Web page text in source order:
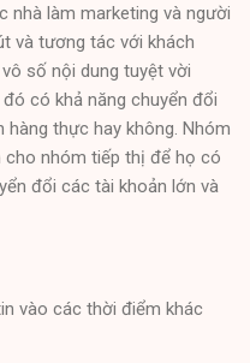
nhà làm marketing và người
và tương tác với khách
số nội dung tuyệt vời
có khả năng chuyển đổi
hàng thực hay không. Nhóm
cho nhóm tiếp thị để họ có
đổi các tài khoản lớn và
vào các thời điểm khác